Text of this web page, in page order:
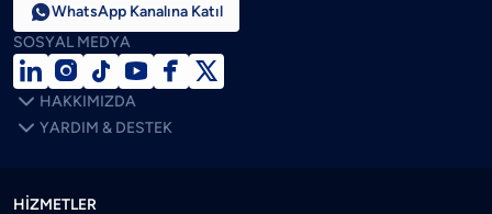
WhatsApp Kanalına Katıl
SOSYAL MEDYA
    

 HAKKIMIZDA
 YARDIM & DESTEK
HİZMETLER